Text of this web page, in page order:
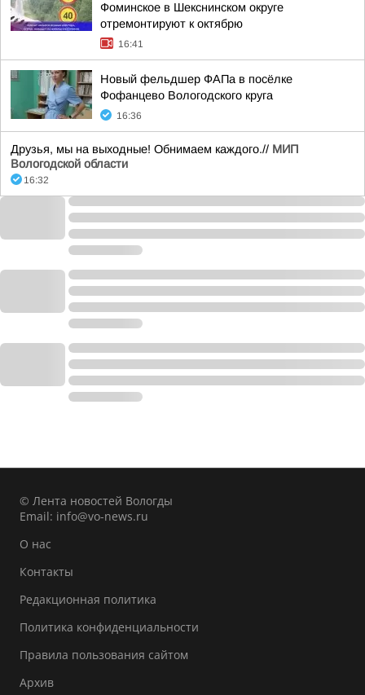
Фоминское в Шекснинском округе
отремонтируют к октябрю
16:41
Новый фельдшер ФАПа в посёлке
Фофанцево Вологодского круга
16:36
Друзья, мы на выходные! Обнимаем каждого.// МИП
Вологодской области
16:32
© Лента новостей Вологды
Email: info@vo-news.ru
О нас
Контакты
Редакционная политика
Политика конфиденциальности
Правила пользования сайтом
Архив